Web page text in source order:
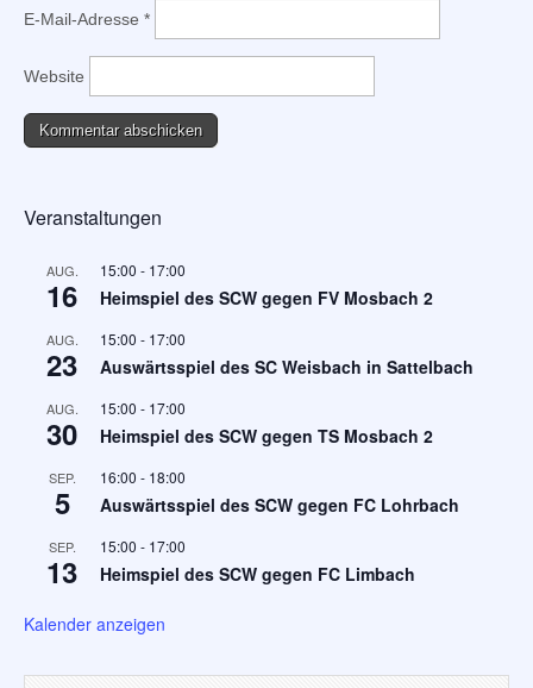
E-Mail-Adresse *
Website
Veranstaltungen
AUG.
16
15:00 - 17:00
Heimspiel des SCW gegen FV Mosbach 2
AUG.
23
15:00 - 17:00
Auswärtsspiel des SC Weisbach in Sattelbach
AUG.
30
15:00 - 17:00
Heimspiel des SCW gegen TS Mosbach 2
SEP.
5
16:00 - 18:00
Auswärtsspiel des SCW gegen FC Lohrbach
SEP.
13
15:00 - 17:00
Heimspiel des SCW gegen FC Limbach
Kalender anzeigen